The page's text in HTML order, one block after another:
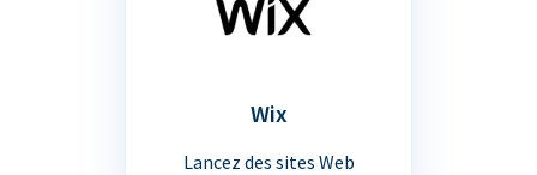
Wix
Lancez des sites Web